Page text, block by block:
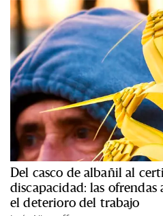
Del casco de albañil al
discapacidad: las ofrendas
el deterioro del trabajo